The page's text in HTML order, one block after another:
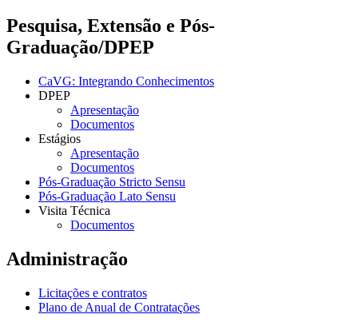
Pesquisa, Extensão e Pós-
Graduação/DPEP
CaVG: Integrando Conhecimentos
DPEP
Apresentação
Documentos
Estágios
Apresentação
Documentos
Pós-Graduação Stricto Sensu
Pós-Graduação Lato Sensu
Visita Técnica
Documentos
Administração
Licitações e contratos
Plano de Anual de Contratações